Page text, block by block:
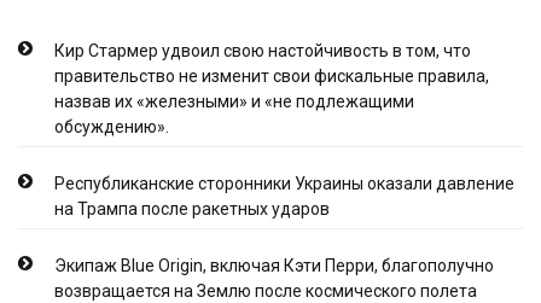
Кир Стармер удвоил свою настойчивость в том, что
правительство не изменит свои фискальные правила,
назвав их «железными» и «не подлежащими
обсуждению».
Республиканские сторонники Украины оказали давление
на Трампа после ракетных ударов
Экипаж Blue Origin, включая Кэти Перри, благополучно
возвращается на Землю после космического полета